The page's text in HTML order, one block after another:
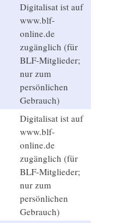
Digitalisat ist auf
www.blf-
online.de
zugänglich (für
BLF-Mitglieder;
nur zum
persönlichen
Gebrauch)
Digitalisat ist auf
www.blf-
online.de
zugänglich (für
BLF-Mitglieder;
nur zum
persönlichen
Gebrauch)